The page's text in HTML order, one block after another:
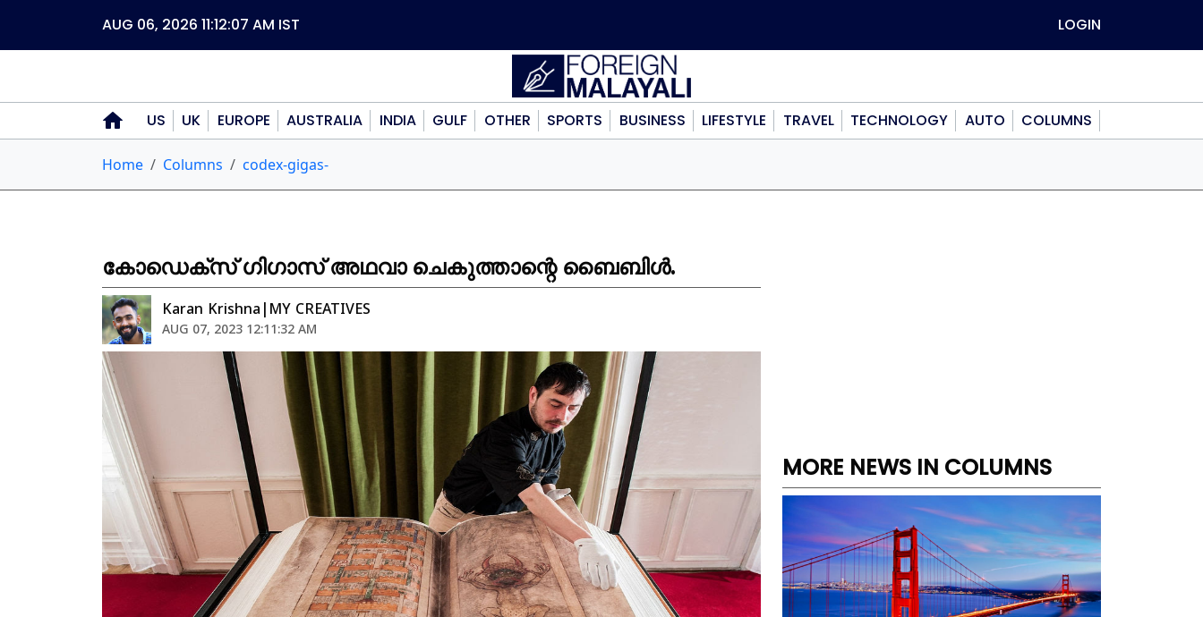
AUG 06, 2026 11:12:07 AM IST LOGIN
US UK EUROPE AUSTRALIA INDIA GULF OTHER SPORTS BUSINESS LIFESTYLE TRAVEL TECHNOLOGY AUTO COLUMNS
Home Columns codex-gigas-
കോഡെക്സ് ഗിഗാസ് അഥവാ ചെകുത്താന്റെ ബൈബിൾ.
Karan Krishna|MY CREATIVES
AUG 07, 2023 12:11:32 AM
MORE NEWS IN COLUMNS